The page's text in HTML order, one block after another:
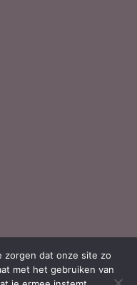
zorgen dat onze site zo
met het gebruiken van